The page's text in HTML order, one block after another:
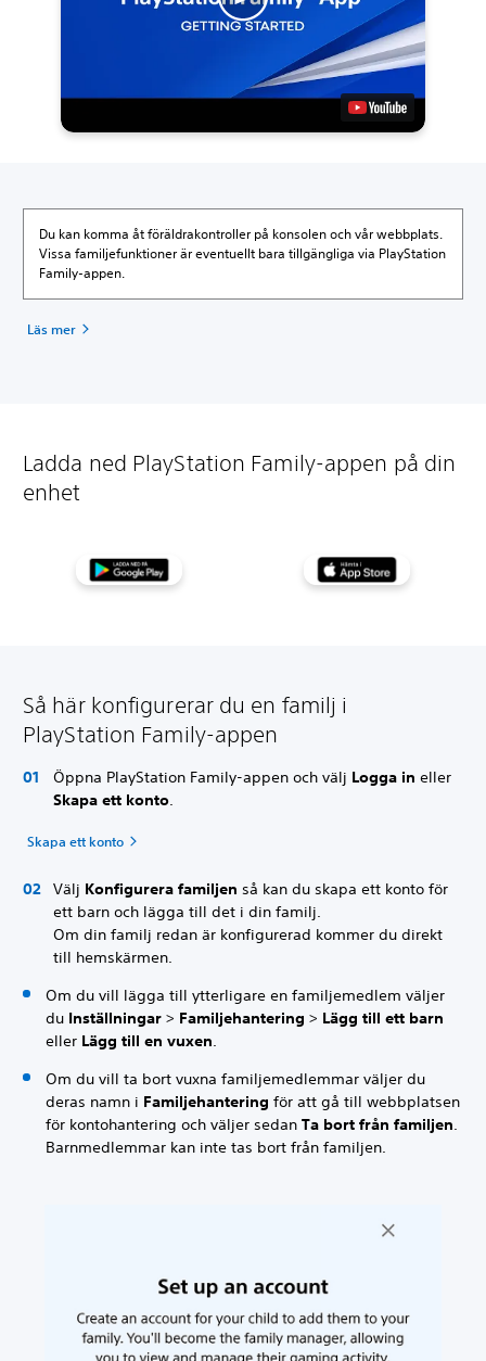
Du kan komma åt föräldrakontroller på konsolen och vår webbplats.
Vissa familjefunktioner är eventuellt bara tillgängliga via PlayStation
Family-appen.
Läs mer
Ladda ned PlayStation Family-appen på din
enhet
Så här konfigurerar du en familj i
PlayStation Family-appen
Öppna PlayStation Family-appen och välj Logga in eller
Skapa ett konto.
Skapa ett konto
Välj Konfigurera familjen så kan du skapa ett konto för
ett barn och lägga till det i din familj.
Om din familj redan är konfigurerad kommer du direkt
till hemskärmen.
Om du vill lägga till ytterligare en familjemedlem väljer
du Inställningar > Familjehantering > Lägg till ett barn
eller Lägg till en vuxen.
Om du vill ta bort vuxna familjemedlemmar väljer du
deras namn i Familjehantering för att gå till webbplatsen
för kontohantering och väljer sedan Ta bort från familjen.
Barnmedlemmar kan inte tas bort från familjen.